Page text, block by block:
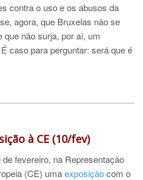
contra o uso e os abusos da
agora, que Bruxelas não se
que não surja, por aí, um
caso para perguntar: será que é
à CE (10/fev)
fevereiro, na Representação
(CE) umaexposiçãocom o